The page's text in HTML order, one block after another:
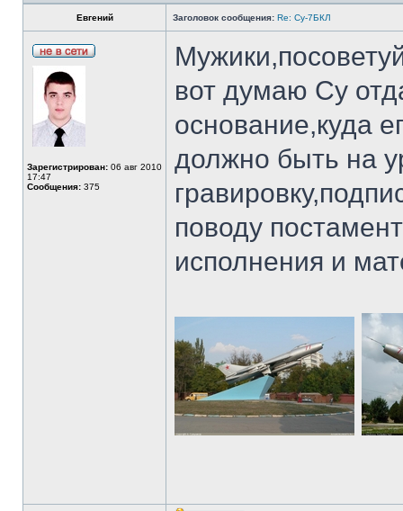
Евгений Заголовок сообщения: Re: Су-7БКЛ
Зарегистрирован: 06 авг 2010
17:47
Сообщения: 375
вот думаю Су
основание,куда
должно быть на
поводу
исполнения и